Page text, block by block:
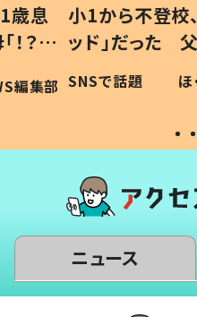
歳息
？」
編集部
小1から不登校
ッド」だった
作り続ける理
#令和の子
SNSで話題 ほ
ニュース